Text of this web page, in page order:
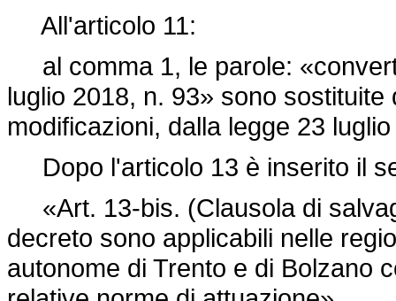
All'articolo 11:
al comma 1, le parole:
luglio 2018, n. 93» sono sostituite
modificazioni, dalla legge 23
Dopo l'articolo 13 è inserito il
«Art. 13-bis. (Clausola di
decreto sono applicabili nelle
autonome di Trento e di Bolzano